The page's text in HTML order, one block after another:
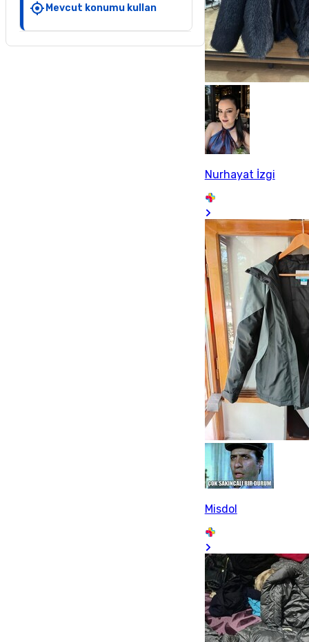
Mevcut konumu kullan
Nurhayat İzgi
Misdol